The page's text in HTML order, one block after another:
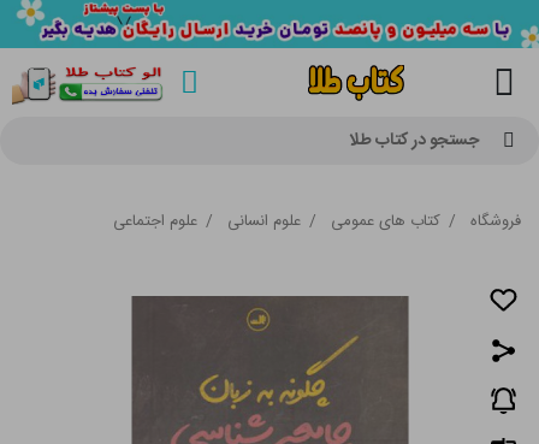
جستجو در کتاب طلا
فروشگاه / کتاب های عمومی / علوم انسانی / علوم اجتماعی